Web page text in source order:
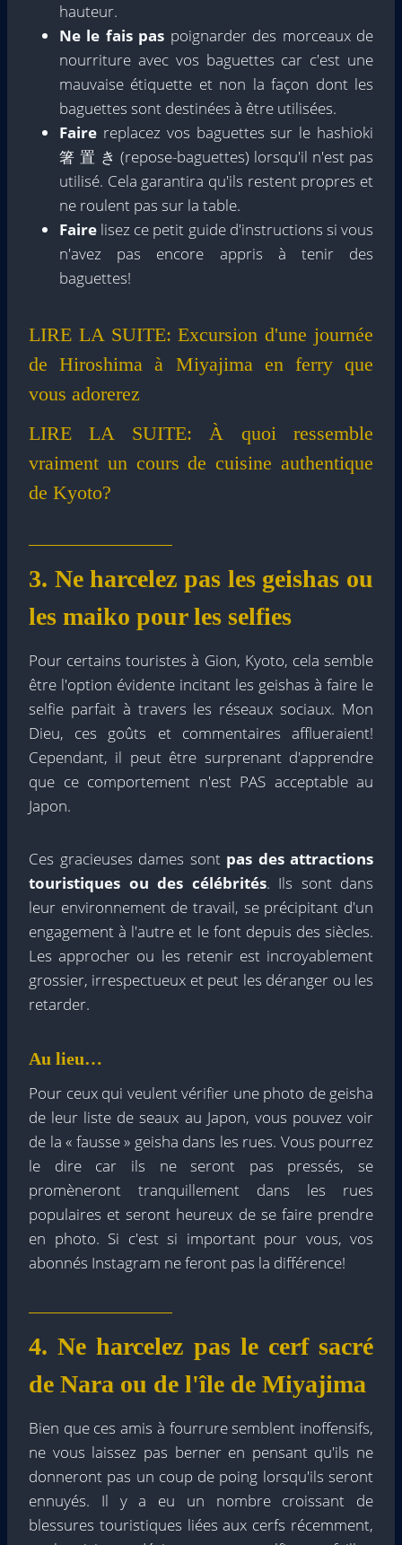
hauteur.
Ne le fais pas poignarder des morceaux de
nourriture avec vos baguettes car c'est une
mauvaise étiquette et non la façon dont les
baguettes sont destinées à être utilisées.
Faire replacez vos baguettes sur le hashioki
箸 置 き (repose-baguettes) lorsqu'il n'est pas
utilisé. Cela garantira qu'ils restent propres et
ne roulent pas sur la table.
Faire lisez ce petit guide d'instructions si vous
n'avez pas encore appris à tenir des
baguettes!
LIRE LA SUITE:Excursion d'une journée
de Hiroshima à Miyajima en ferry que
vous adorerez
LIRE LA SUITE:À quoi ressemble
vraiment un cours de cuisine authentique
de Kyoto?
3. Ne harcelez pas les geishas ou
les maiko pour les selfies
Pour certains touristes à Gion, Kyoto, cela semble
être l'option évidente incitant les geishas à faire le
selfie parfait à travers les réseaux sociaux. Mon
Dieu, ces goûts et commentaires afflueraient!
Cependant, il peut être surprenant d'apprendre
que ce comportement n'est PAS acceptable au
Japon.
Ces gracieuses dames sont pas des attractions
touristiques ou des célébrités. Ils sont dans
leur environnement de travail, se précipitant d'un
engagement à l'autre et le font depuis des siècles.
Les approcher ou les retenir est incroyablement
grossier, irrespectueux et peut les déranger ou les
retarder.
Au lieu…
Pour ceux qui veulent vérifier une photo de geisha
de leur liste de seaux au Japon, vous pouvez voir
de la « fausse » geisha dans les rues. Vous pourrez
le dire car ils ne seront pas pressés, se
promèneront tranquillement dans les rues
populaires et seront heureux de se faire prendre
en photo. Si c'est si important pour vous, vos
abonnés Instagram ne feront pas la différence!
4. Ne harcelez pas le cerf sacré
de Nara ou de l'île de Miyajima
Bien que ces amis à fourrure semblent inoffensifs,
ne vous laissez pas berner en pensant qu'ils ne
donneront pas un coup de poing lorsqu'ils seront
ennuyés. Il y a eu un nombre croissant de
blessures touristiques liées aux cerfs récemment,